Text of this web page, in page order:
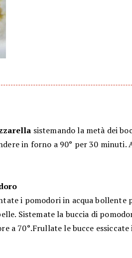
sistemando la metà dei
in forno a 90° per 30 minuti.
i pomodori in acqua bollente
Sistemate la buccia di
a 70°.Frullate le bucce